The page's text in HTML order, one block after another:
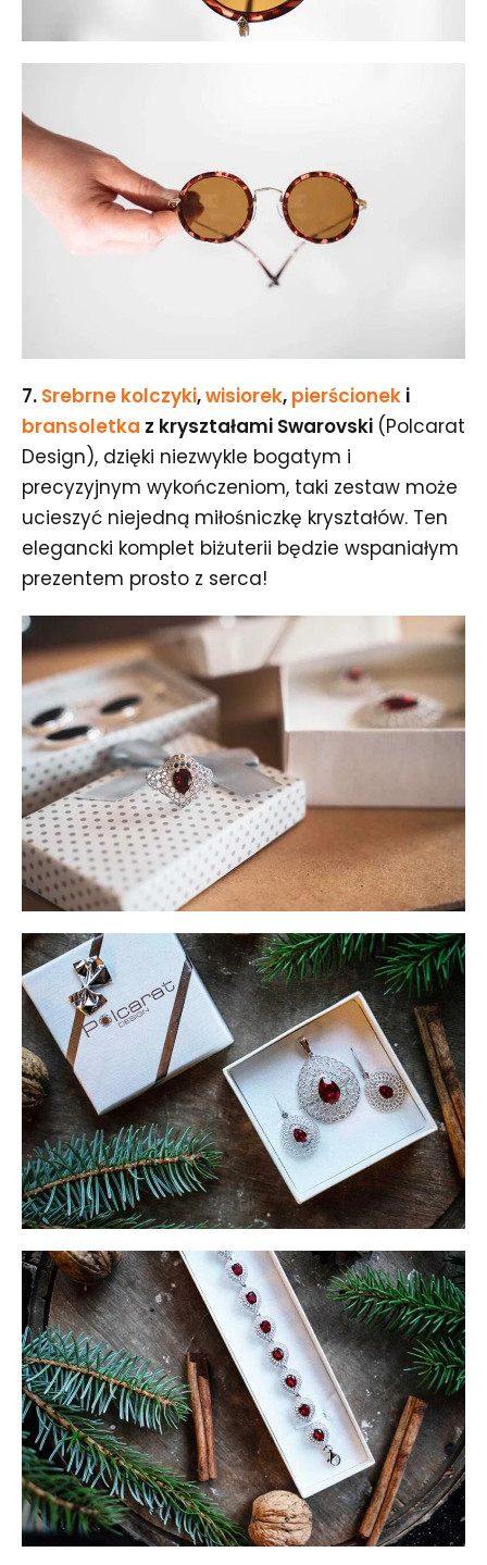
7. Srebrne kolczyki,wisiorek, pierścionek i
bransoletka z kryształami Swarovski (Polcarat
Design), dzięki niezwykle bogatym i
precyzyjnym wykończeniom, taki zestaw może
ucieszyć niejedną miłośniczkę kryształów. Ten
elegancki komplet biżuterii będzie wspaniałym
prezentem prosto z serca!